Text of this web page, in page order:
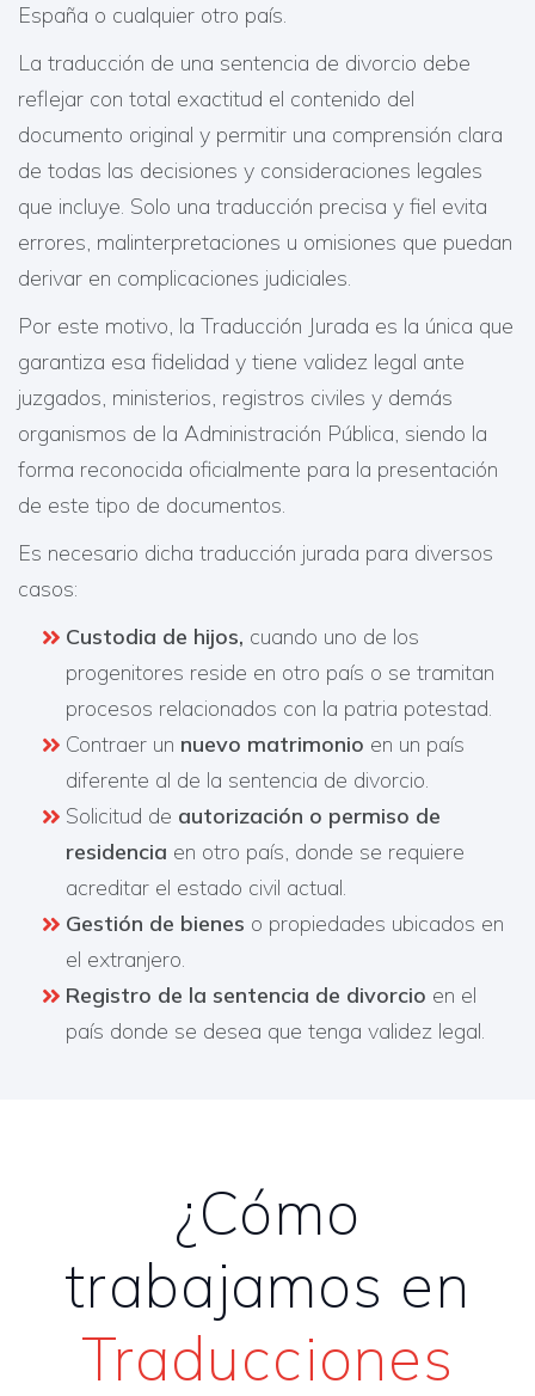
España o cualquier otro país.
La traducción de una sentencia de divorcio debe
reflejar con total exactitud el contenido del
documento original y permitir una comprensión clara
de todas las decisiones y consideraciones legales
que incluye. Solo una traducción precisa y fiel evita
errores, malinterpretaciones u omisiones que puedan
derivar en complicaciones judiciales.
Por este motivo, la Traducción Jurada es la única que
garantiza esa fidelidad y tiene validez legal ante
juzgados, ministerios, registros civiles y demás
organismos de la Administración Pública, siendo la
forma reconocida oficialmente para la presentación
de este tipo de documentos.
Es necesario dicha traducción jurada para diversos
casos:
Custodia de hijos, cuando uno de los
progenitores reside en otro país o se tramitan
procesos relacionados con la patria potestad.
Contraer un nuevo matrimonio en un país
diferente al de la sentencia de divorcio.
Solicitud de autorización o permiso de
residencia en otro país, donde se requiere
acreditar el estado civil actual.
Gestión de bienes o propiedades ubicados en
el extranjero.
Registro de la sentencia de divorcio en el
país donde se desea que tenga validez legal.
¿Cómo
trabajamos en
Traducciones